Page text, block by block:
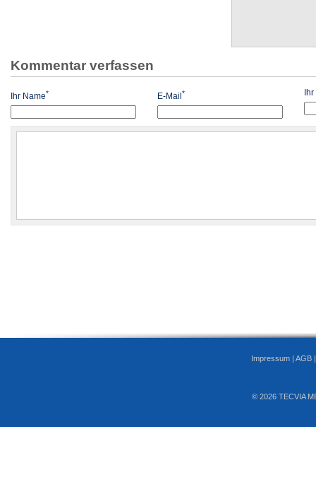
Kommentar verfassen
Ihr Name* E-Mail* Ihr
Impressum | AGB
© 2026 TECVIA